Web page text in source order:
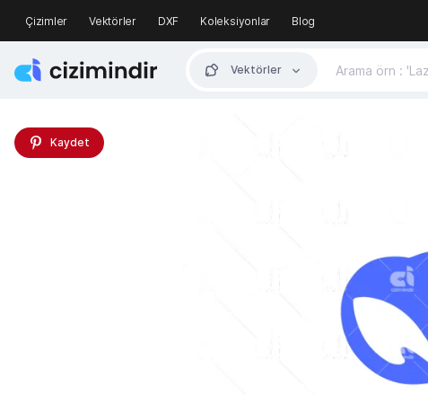
Çizimler Vektörler DXF Koleksiyonlar Blog
Vektörler
Kaydet